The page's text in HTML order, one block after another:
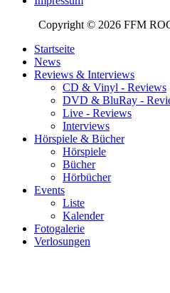
Copyright © 2026 FFM
Startseite
News
Reviews & Interviews
CD & Vinyl - Reviews
DVD & BluRay -
Live - Reviews
Interviews
Hörspiele & Bücher
Hörspiele
Bücher
Hörbücher
Events
Liste
Kalender
Fotogalerie
Verlosungen